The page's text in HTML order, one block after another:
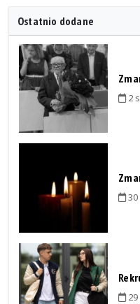
Ostatnio dodane
2
30
29